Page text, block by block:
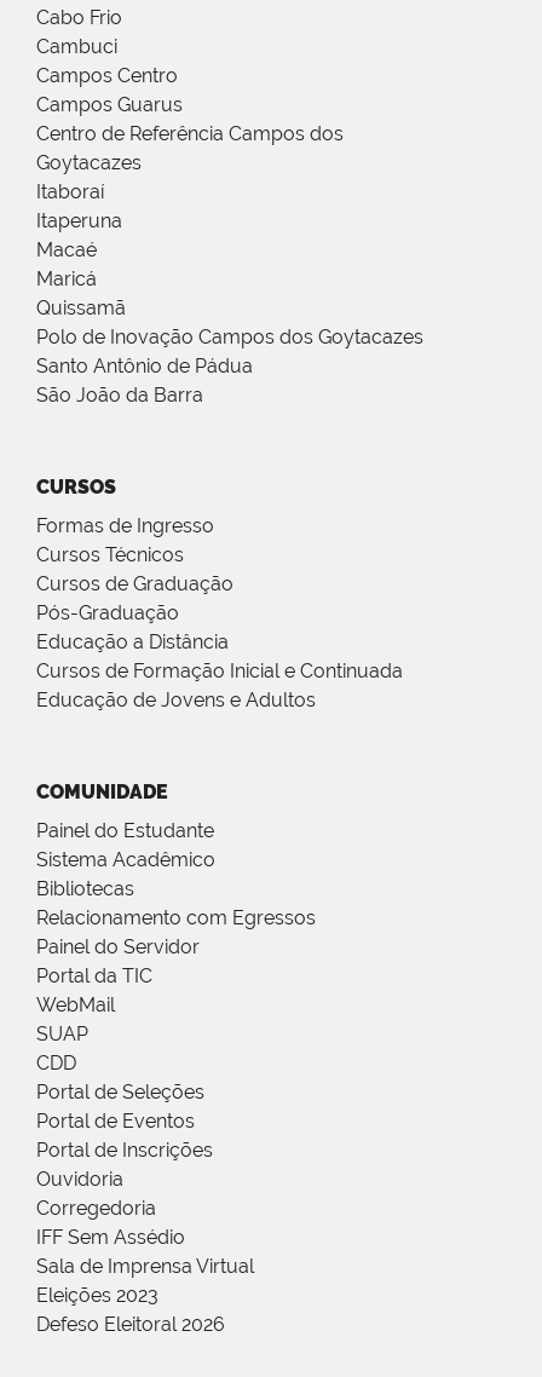
Cabo Frio
Cambuci
Campos Centro
Campos Guarus
Centro de Referência Campos dos
Goytacazes
Itaboraí
Itaperuna
Macaé
Maricá
Quissamã
Polo de Inovação Campos dos Goytacazes
Santo Antônio de Pádua
São João da Barra
CURSOS
Formas de Ingresso
Cursos Técnicos
Cursos de Graduação
Pós-Graduação
Educação a Distância
Cursos de Formação Inicial e Continuada
Educação de Jovens e Adultos
COMUNIDADE
Painel do Estudante
Sistema Acadêmico
Bibliotecas
Relacionamento com Egressos
Painel do Servidor
Portal da TIC
WebMail
SUAP
CDD
Portal de Seleções
Portal de Eventos
Portal de Inscrições
Ouvidoria
Corregedoria
IFF Sem Assédio
Sala de Imprensa Virtual
Eleições 2023
Defeso Eleitoral 2026